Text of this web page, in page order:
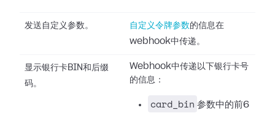
发送自定义参数。 自定义令牌参数的信息在
webhook中传递。
显示银行卡BIN和后缀
码。
Webhook中传递以下银行卡号
的信息：
card_bin 参数中的前6